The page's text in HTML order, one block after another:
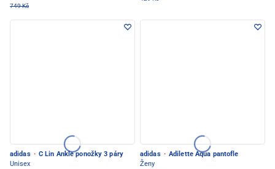
749 Kč
adidas · C Lin Ankle ponožky 3 páry
Unisex
adidas · Adilette Aqua pantofle
Ženy